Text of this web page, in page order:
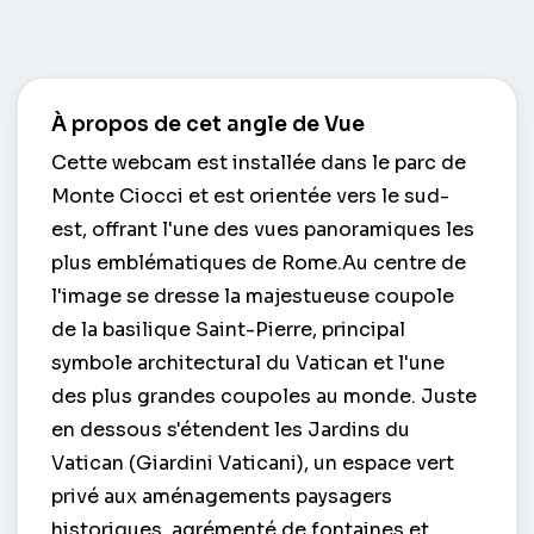
À propos de cet angle de Vue
Cette webcam est installée dans le parc de
Monte Ciocci et est orientée vers le sud-
est, offrant l'une des vues panoramiques les
plus emblématiques de Rome.Au centre de
l'image se dresse la majestueuse coupole
de la basilique Saint-Pierre, principal
symbole architectural du Vatican et l'une
des plus grandes coupoles au monde. Juste
en dessous s'étendent les Jardins du
Vatican (Giardini Vaticani), un espace vert
privé aux aménagements paysagers